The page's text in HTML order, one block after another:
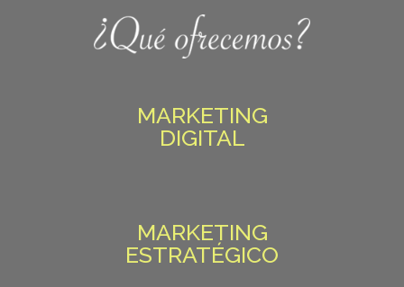
MARKETING
DIGITAL
MARKETING
ESTRATÉGICO